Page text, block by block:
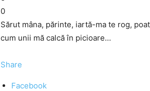
0
Sărut mâna, părinte, iartă-ma te rog,
cum unii mă calcă în picioare…
Share
Facebook